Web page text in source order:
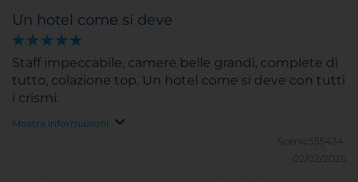
Un hotel come si deve
Staff impeccabile, camere belle grandi, complete di
tutto, colazione top. Un hotel come si deve con tutti
i crismi.
Mostra informazioni
Scenic555434.
02/02/2026